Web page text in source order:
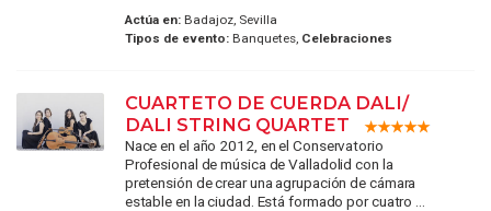
Actúa en:Badajoz, Sevilla
Tipos de evento:Banquetes, Celebraciones
CUARTETO DE CUERDA DALI/
DALI STRING QUARTET
Nace en el año 2012, en el Conservatorio
Profesional de música de Valladolid con la
pretensión de crear una agrupación de cámara
estable en la ciudad. Está formado por cuatro ...